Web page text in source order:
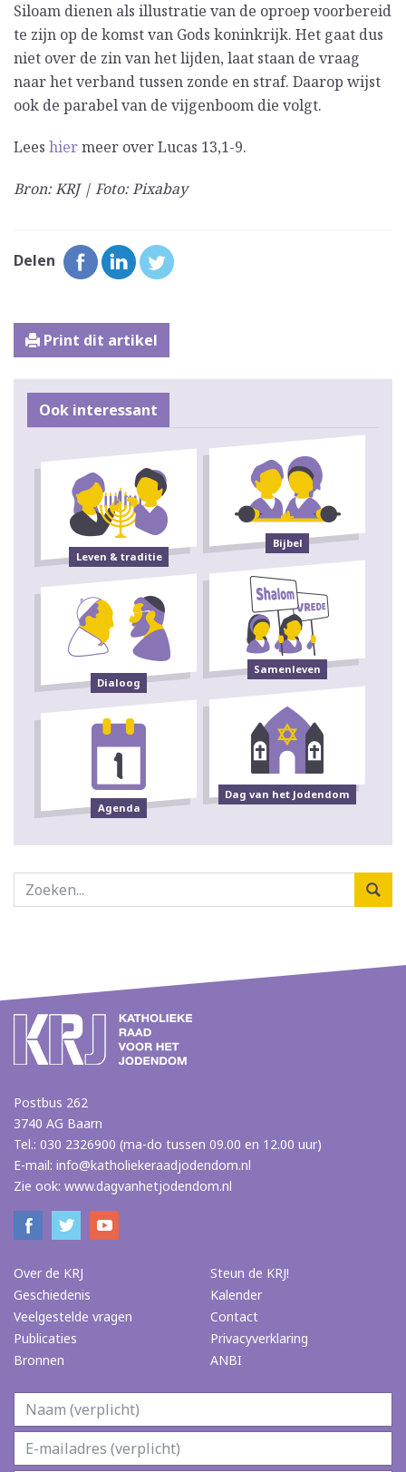
Siloam dienen als illustratie van de oproep voorbereid
te zijn op de komst van Gods koninkrijk. Het gaat dus
niet over de zin van het lijden, laat staan de vraag
naar het verband tussen zonde en straf. Daarop wijst
ook de parabel van de vijgenboom die volgt.
Lees hiermeer over Lucas 13,1-9.
Bron: KRJ | Foto: Pixabay
Delen
Print dit artikel
Ook interessant
Leven & traditie
Bijbel
Dialoog
Samenleven
Agenda
Dag van het Jodendom
Postbus 262
3740 AG Baarn
Tel.: 030 2326900 (ma-do tussen 09.00 en 12.00 uur)
E-mail: info@katholiekeraadjodendom.nl
Zie ook: www.dagvanhetjodendom.nl
Over de KRJ
Geschiedenis
Veelgestelde vragen
Publicaties
Bronnen
Steun de KRJ!
Kalender
Contact
Privacyverklaring
ANBI